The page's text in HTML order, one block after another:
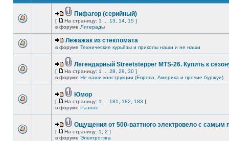
Пифагор (серийный)
[ На страницу: 1 13 14 15 ]
в форуме Лигерады
Лежажак из стекломата
в форуме Технические курьёзы и приколы наши и не наши
Легендарный Streetstepper MTS-26. Купить к
[ На страницу: 1 28 29 30 ]
в форуме Не наши конструкции (Европа, Америка и прочие буржуи)
Юмор
[ На страницу: 1 181 182 183 ]
в форуме Разное
Ощущения от 500-ваттного электровело с самым
[ На страницу: 1 2 ]
в форуме Электротяга